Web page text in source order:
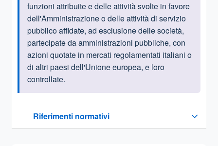
funzioni attribuite e delle attività svolte in favore
dell'Amministrazione o delle attività di servizio
pubblico affidate, ad esclusione delle società,
partecipate da amministrazioni pubbliche, con
azioni quotate in mercati regolamentati italiani o
di altri paesi dell'Unione europea, e loro
controllate.
Riferimenti normativi
Sezione compressa